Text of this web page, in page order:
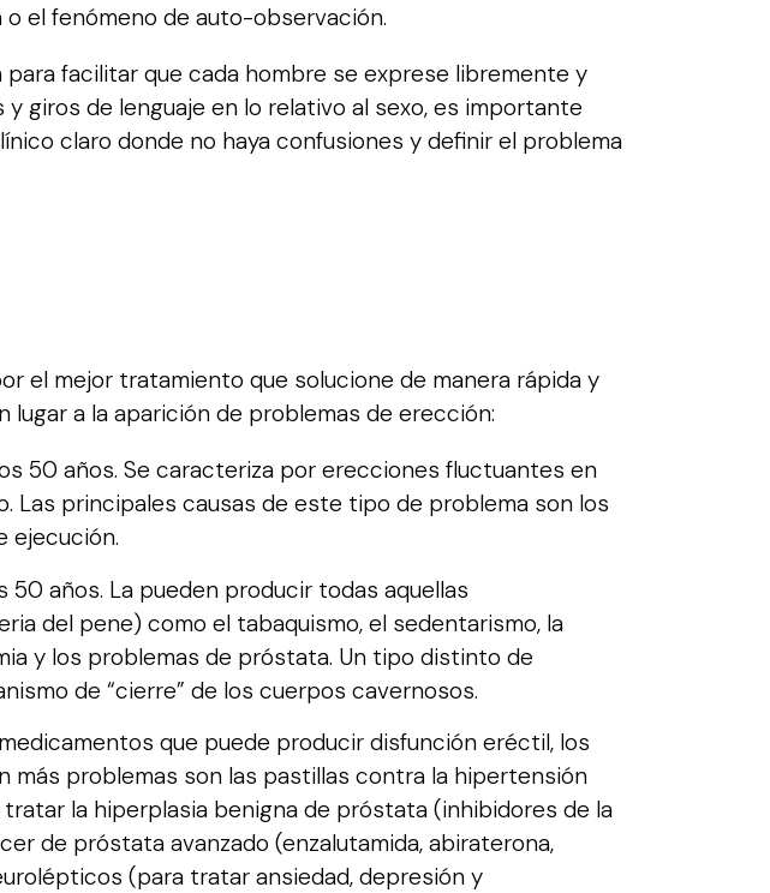
el fenómeno de auto-observación.
facilitar que cada hombre se exprese libremente y
giros de lenguaje en lo relativo al sexo, es importante
claro donde no haya confusiones y definir el problema
el mejor tratamiento que solucione de manera rápida y
a la aparición de problemas de erección:
50 años. Se caracteriza por erecciones fluctuantes en
Las principales causas de este tipo de problema son los
ejecución.
años. La pueden producir todas aquellas
del pene) como el tabaquismo, el sedentarismo, la
y los problemas de próstata. Un tipo distinto de
de “cierre” de los cuerpos cavernosos.
que puede producir disfunción eréctil, los
problemas son las pastillas contra la hipertensión
la hiperplasia benigna de próstata (inhibidores de la
de próstata avanzado (enzalutamida, abiraterona,
(para tratar ansiedad, depresión y